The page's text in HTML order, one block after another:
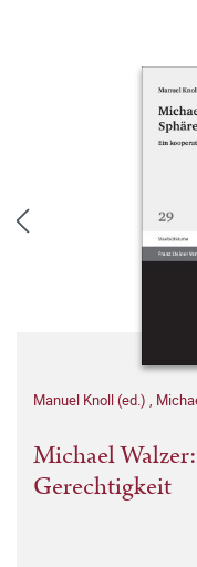
Manuel Knoll (ed.) ,
Michael
Gerechtigkeit